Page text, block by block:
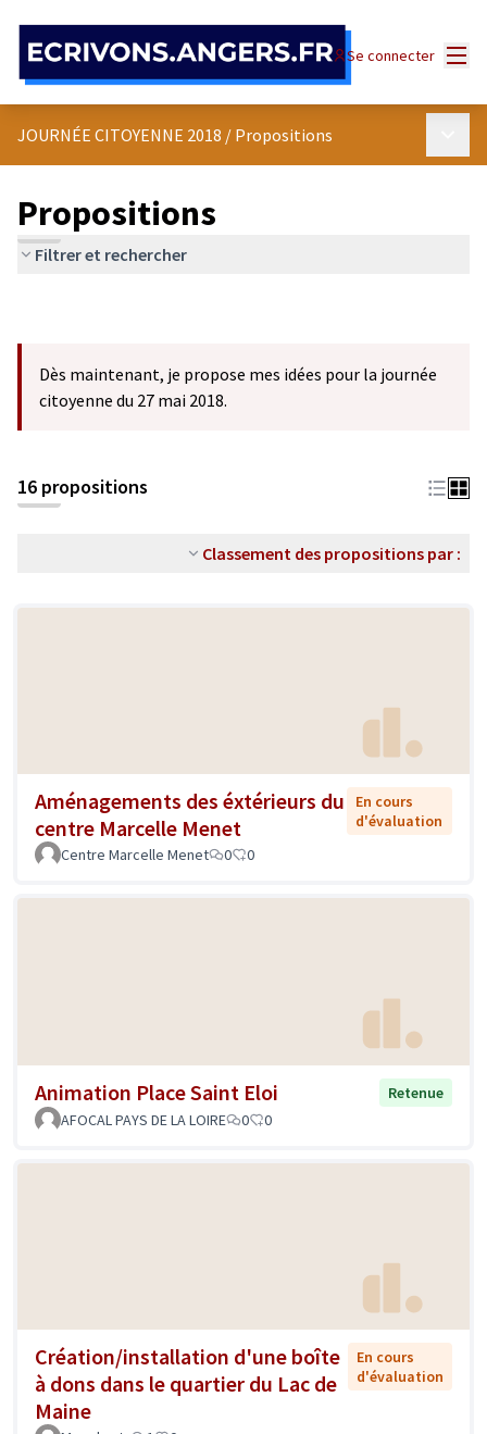
Se connecter
JOURNÉE CITOYENNE 2018 / Propositions
Propositions
Filtrer et rechercher
Dès maintenant, je propose mes idées pour la journée
citoyenne du 27 mai 2018.
16 propositions
Classement des propositions par :
Aménagements des éxtérieurs du
centre Marcelle Menet
En cours
d'évaluation
Centre Marcelle Menet
0 0
Animation Place Saint Eloi
Retenue
AFOCAL PAYS DE LA LOIRE
0 0
Création/installation d'une boîte
à dons dans le quartier du Lac de
Maine
En cours
d'évaluation